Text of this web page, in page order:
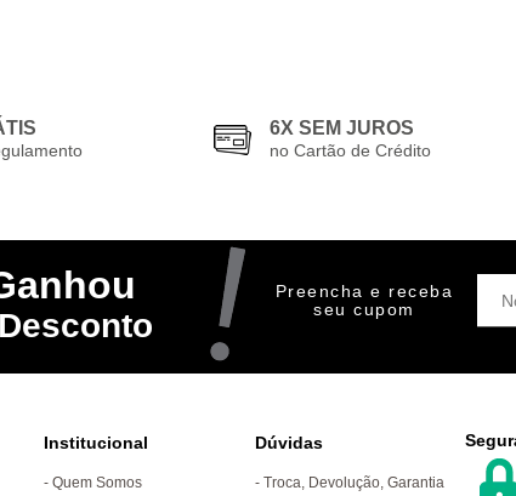
6X SEM JUROS
no Cartão de Crédito
Preencha e receba
seu cupom
Institucional
Quem Somos
Dúvidas
Troca, Devolução, Garantia